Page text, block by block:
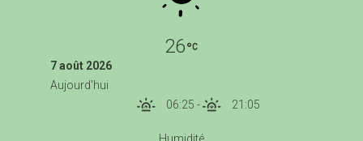
26
7 août 2026
Aujourd'hui
06:25 - 21:05